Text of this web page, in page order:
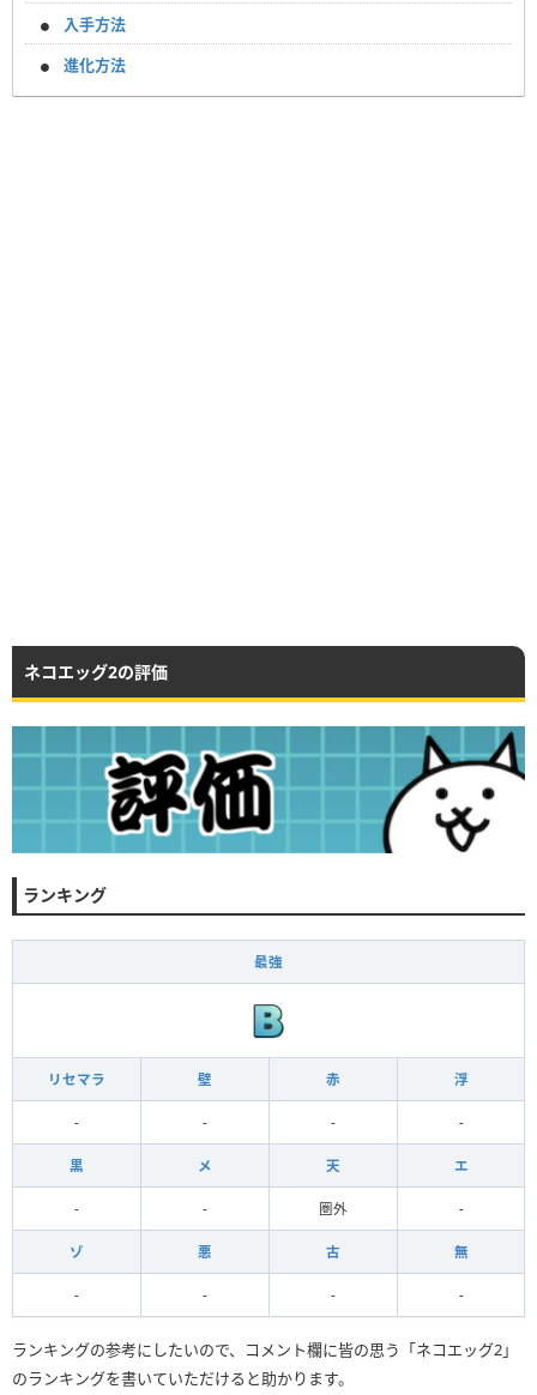
入手方法
進化方法
ネコエッグ2の評価
ランキング
最強
リセマラ 壁 赤 浮
- - - -
黒 メ 天 エ
- - 圏外 -
ゾ 悪 古 無
- - - -
ランキングの参考にしたいので、コメント欄に皆の思う「ネコエッグ2」
のランキングを書いていただけると助かります。